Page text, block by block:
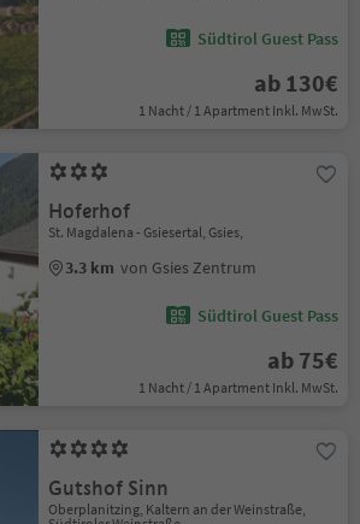
Südtirol Guest Pass
ab 130€
1 Nacht / 1 Apartment Inkl. MwSt.
Hoferhof
St. Magdalena - Gsiesertal, Gsies,
3.3 km von Gsies Zentrum
Südtirol Guest Pass
ab 75€
1 Nacht / 1 Apartment Inkl. MwSt.
Gutshof Sinn
Oberplanitzing, Kaltern an der Weinstraße,